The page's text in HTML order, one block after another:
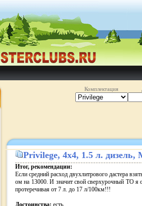
Комплектация
Privilege, 4x4, 1.5 л.
Итог, рекомендации:
Если средний расход двухлитрового дастера
ом на 13000. И значит свой сверхурочный ТО я
протеречивая от 7 л. до 17 л/100км!!!
Достоинства: есть